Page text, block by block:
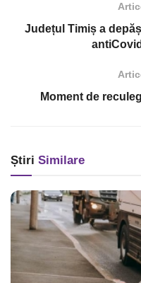
Județul Timiș a
Moment de
Știri Similare